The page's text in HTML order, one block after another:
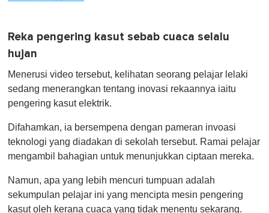
Reka pengering kasut sebab cuaca selalu
hujan
Menerusi video tersebut, kelihatan seorang pelajar lelaki
sedang menerangkan tentang inovasi rekaannya iaitu
pengering kasut elektrik.
Difahamkan, ia bersempena dengan pameran invoasi
teknologi yang diadakan di sekolah tersebut. Ramai pelajar
mengambil bahagian untuk menunjukkan ciptaan mereka.
Namun, apa yang lebih mencuri tumpuan adalah
sekumpulan pelajar ini yang mencipta mesin pengering
kasut oleh kerana cuaca yang tidak menentu sekarang.